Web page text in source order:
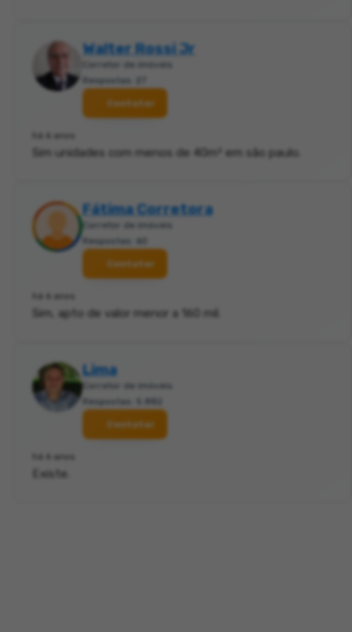
Walter Rossi Jr
Corretor de imóveis
Respostas: 27
Contatar
há 6 anos
Sim unidades com menos de 40m² em são paulo.
Fátima Corretora
Corretor de imóveis
Respostas: 60
Contatar
há 6 anos
Sim, apto de valor menor a 160 mil.
Lima
Corretor de imóveis
Respostas: 5.882
Contatar
há 6 anos
Existe.